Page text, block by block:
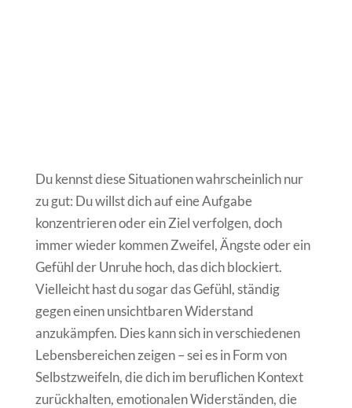
Du kennst diese Situationen wahrscheinlich nur
zu gut: Du willst dich auf eine Aufgabe
konzentrieren oder ein Ziel verfolgen, doch
immer wieder kommen Zweifel, Ängste oder ein
Gefühl der Unruhe hoch, das dich blockiert.
Vielleicht hast du sogar das Gefühl, ständig
gegen einen unsichtbaren Widerstand
anzukämpfen. Dies kann sich in verschiedenen
Lebensbereichen zeigen – sei es in Form von
Selbstzweifeln, die dich im beruflichen Kontext
zurückhalten, emotionalen Widerständen, die